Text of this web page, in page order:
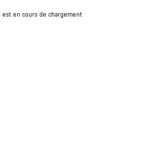
est en cours de chargement